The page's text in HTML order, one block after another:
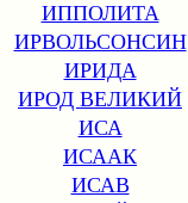
ИППОЛИТА
ИРВОЛЬСОНСИН
ИРИДА
ИРОД ВЕЛИКИЙ
ИСА
ИСААК
ИСАВ